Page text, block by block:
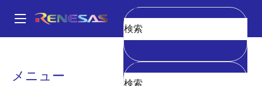
ン
Main
navigation
メニュー
消去
パ
V850E/Sx3-H